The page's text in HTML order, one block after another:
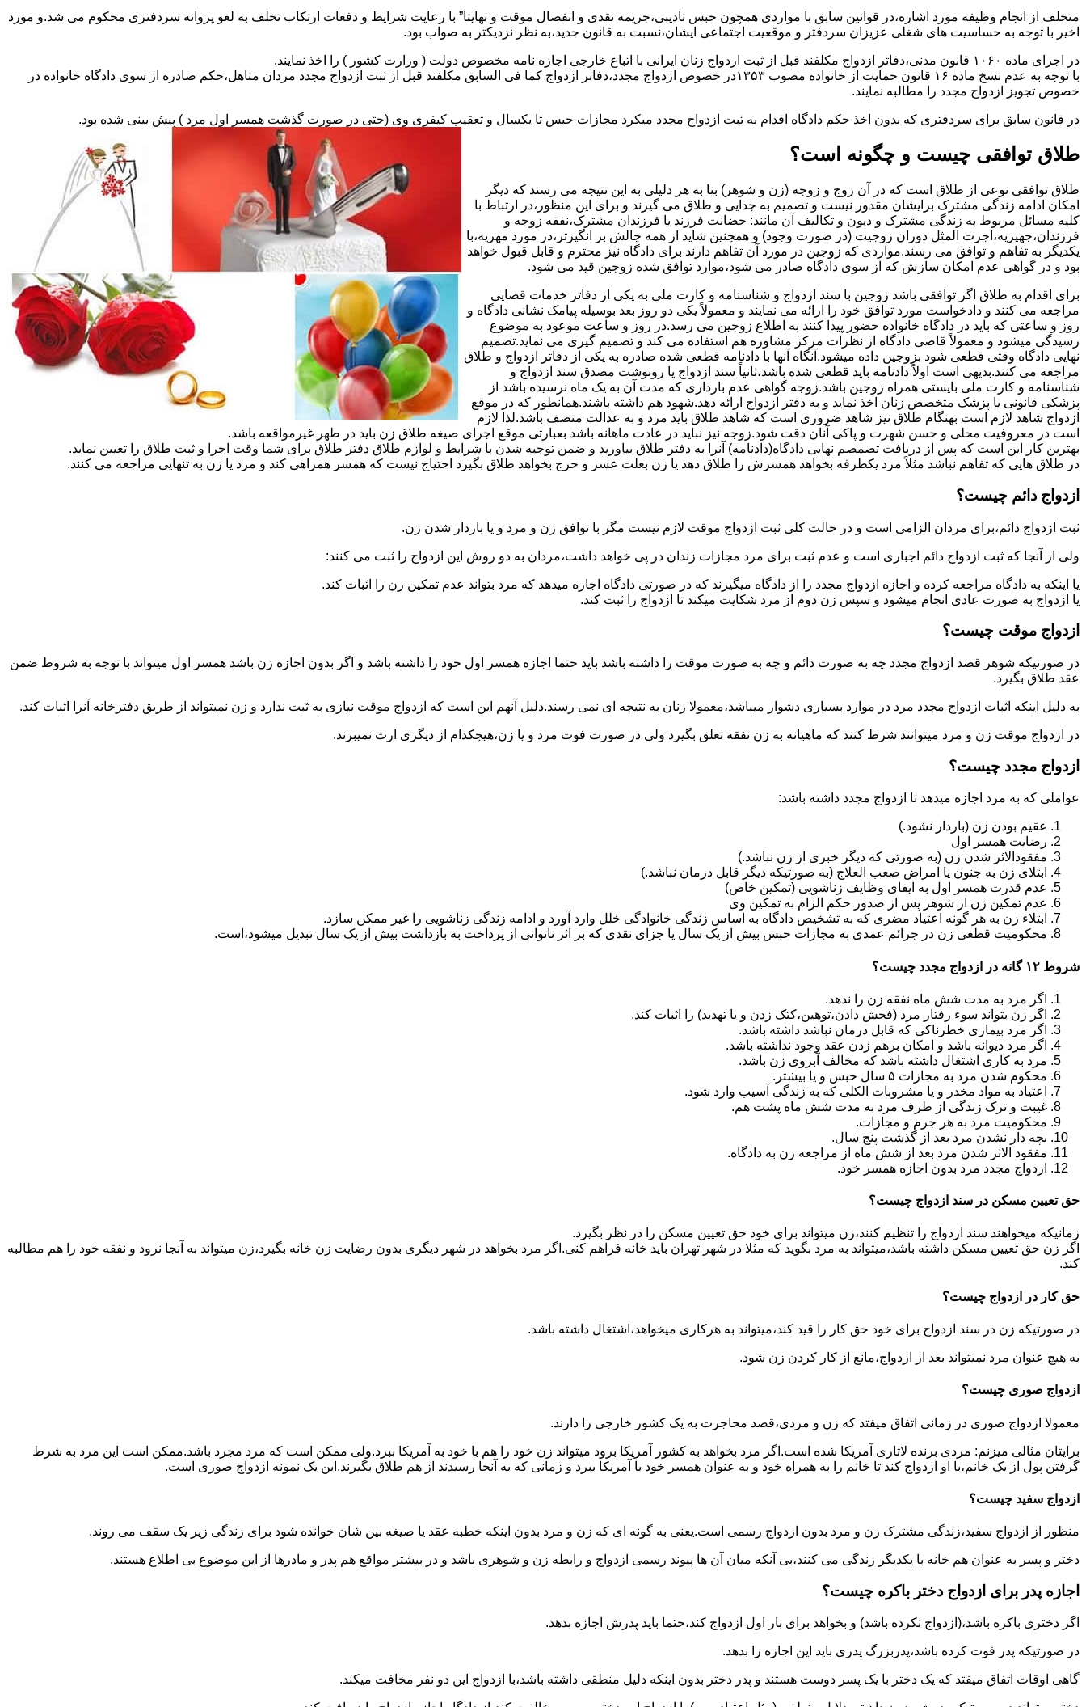
متخلف از انجام وظیفه مورد اشاره،در قوانین سابق با مواردی همچون حبس تادیبی،جریمه نقدی و انفصال موقت و نهایتا” با رعایت شرایط و دفعات ارتکاب تخلف به لغو پروانه سردفتری محکوم می شد.و مورد
اخیر با توجه به حساسیت های شغلی عزیزان سردفتر و موقعیت اجتماعی ایشان،نسبت به قانون جدید،به نظر نزدیکتر به صواب بود.
در اجرای ماده ۱۰۶۰ قانون مدنی،دفاتر ازدواج مکلفند قبل از ثبت ازدواج زنان ایرانی با اتباع خارجی اجازه نامه مخصوص دولت ( وزارت کشور ) را اخذ نمایند.
با توجه به عدم نسخ ماده ۱۶ قانون حمایت از خانواده مصوب ۱۳۵۳در خصوص ازدواج مجدد،دفانر ازدواج کما فی السابق مکلفند قبل از ثبت ازدواج مجدد مردان متاهل،حکم صادره از سوی دادگاه خانواده در
خصوص تجویز ازدواج مجدد را مطالبه نمایند.
در قانون سابق برای سردفتری که بدون اخذ حکم دادگاه اقدام به ثبت ازدواج مجدد میکرد مجازات حبس تا یکسال و تعقیب کیفری وی (حتی در صورت گذشت همسر اول مرد ) پیش بینی شده بود.
طلاق توافقی چیست و چگونه است؟
طلاق توافقی نوعی از طلاق است که در آن زوج و زوجه (زن و شوهر) بنا به هر دلیلی به این نتیجه می رسند که دیگر
امکان ادامه زندگی مشترک برایشان مقدور نیست و تصمیم به جدایی و طلاق می گیرند و برای این منظور،در ارتباط با
کلیه مسائل مربوط به زندگی مشترک و دیون و تکالیف آن مانند: حضانت فرزند یا فرزندان مشترک،نفقه زوجه و
فرزندان،جهیزیه،اجرت المثل دوران زوجیت (در صورت وجود) و همچنین شاید از همه چالش بر انگیزتر،در مورد مهریه،با
یکدیگر به تفاهم و توافق می رسند.مواردی که زوجین در مورد آن تفاهم دارند برای دادگاه نیز محترم و قابل قبول خواهد
بود و در گواهی عدم امکان سازش که از سوی دادگاه صادر می شود،موارد توافق شده زوجین قید می شود.
برای اقدام به طلاق اگر توافقی باشد زوجین با سند ازدواج و شناسنامه و کارت ملی به یکی از دفاتر خدمات قضایی
مراجعه می کنند و دادخواست مورد توافق خود را ارائه می نمایند و معمولاً یکی دو روز بعد بوسیله پیامک نشانی دادگاه و
روز و ساعتی که باید در دادگاه خانواده حضور پیدا کنند به اطلاع زوجین می رسد.در روز و ساعت موعود به موضوع
رسیدگی میشود و معمولاً قاضی دادگاه از نظرات مرکز مشاوره هم استفاده می کند و تصمیم گیری می نماید.تصمیم
نهایی دادگاه وقتی قطعی شود بزوجین داده میشود.آنگاه آنها با دادنامه قطعی شده صادره به یکی از دفاتر ازدواج و طلاق
مراجعه می کنند.بدیهی است اولاً دادنامه باید قطعی شده باشد،ثانیاً سند ازدواج یا رونوشت مصدق سند ازدواج و
شناسنامه و کارت ملی بایستی همراه زوجین باشد.زوجه گواهی عدم بارداری که مدت آن به یک ماه نرسیده باشد از
پزشکی قانونی یا پزشک متخصص زنان اخذ نماید و به دفتر ازدواج ارائه دهد.شهود هم داشته باشند.همانطور که در موقع
ازدواج شاهد لازم است بهنگام طلاق نیز شاهد ضروری است که شاهد طلاق باید مرد و به عدالت متصف باشد.لذا لازم
است در معروفیت محلی و حسن شهرت و پاکی آنان دقت شود.زوجه نیز نباید در عادت ماهانه باشد بعبارتی موقع اجرای صیغه طلاق زن باید در طهر غیرمواقعه باشد.
بهترین کار این است که پس از دریافت تصمصم نهایی دادگاه(دادنامه) آنرا به دفتر طلاق بیاورید و ضمن توجیه شدن با شرایط و لوازم طلاق دفتر طلاق برای شما وقت اجرا و ثبت طلاق را تعیین نماید.
در طلاق هایی که تفاهم نباشد مثلاً مرد یکطرفه بخواهد همسرش را طلاق دهد یا زن بعلت عسر و حرج بخواهد طلاق بگیرد احتیاج نیست که همسر همراهی کند و مرد یا زن به تنهایی مراجعه می کنند.
ازدواج دائم چیست؟
ثبت ازدواج دائم،برای مردان الزامی است و در حالت کلی ثبت ازدواج موقت لازم نیست مگر با توافق زن و مرد و یا باردار شدن زن.
ولی از آنجا که ثبت ازدواج دائم اجباری است و عدم ثبت برای مرد مجازات زندان در پی خواهد داشت،مردان به دو روش این ازدواج را ثبت می کنند:
یا اینکه به دادگاه مراجعه کرده و اجازه ازدواج مجدد را از دادگاه میگیرند که در صورتی دادگاه اجازه میدهد که مرد بتواند عدم تمکین زن را اثبات کند.
یا ازدواج به صورت عادی انجام میشود و سپس زن دوم از مرد شکایت میکند تا ازدواج را ثبت کند.
ازدواج موقت چیست؟
در صورتیکه شوهر قصد ازدواج مجدد چه به صورت دائم و چه به صورت موقت را داشته باشد باید حتما اجازه همسر اول خود را داشته باشد و اگر بدون اجازه زن باشد همسر اول میتواند با توجه به شروط ضمن
عقد طلاق بگیرد.
به دلیل اینکه اثبات ازدواج مجدد مرد در موارد بسیاری دشوار میباشد،معمولا زنان به نتیجه ای نمی رسند.دلیل آنهم این است که ازدواج موقت نیازی به ثبت ندارد و زن نمیتواند از طریق دفترخانه آنرا اثبات کند.
در ازدواج موقت زن و مرد میتوانند شرط کنند که ماهیانه به زن نفقه تعلق بگیرد ولی در صورت فوت مرد و یا زن،هیچکدام از دیگری ارث نمیبرند.
ازدواج مجدد چیست؟
عواملی که به مرد اجازه میدهد تا ازدواج مجدد داشته باشد:
عقیم بودن زن (باردار نشود.)
رضایت همسر اول
مفقودالاثر شدن زن (به صورتی که دیگر خبری از زن نباشد.)
ابتلای زن به جنون یا امراض صعب العلاج (به صورتیکه دیگر قابل درمان نباشد.)
عدم قدرت همسر اول به ایفای وظایف زناشویی (تمکین خاص)
عدم تمکین زن از شوهر پس از صدور حکم الزام به تمکین وی
ابتلاء زن به هر گونه اعتیاد مضری که به تشخیص دادگاه به اساس زندگی خانوادگی خلل وارد آورد و ادامه زندگی زناشویی را غیر ممکن سازد.
محکومیت قطعی زن در جرائم عمدی به مجازات حبس بیش از یک سال یا جزای نقدی که بر اثر ناتوانی از پرداخت به بازداشت بیش از یک سال تبدیل می‎شود،است.
شروط ۱۲ گانه در ازدواج مجدد چیست؟
اگر مرد به مدت شش ماه نفقه زن را ندهد.
اگر زن بتواند سوء رفتار مرد (فحش دادن،توهین،کتک زدن و یا تهدید) را اثبات کند.
اگر مرد بیماری خطرناکی که قابل درمان نباشد داشته باشد.
اگر مرد دیوانه باشد و امکان برهم زدن عقد وجود نداشته باشد.
مرد به کاری اشتغال داشته باشد که مخالف آبروی زن باشد.
محکوم شدن مرد به مجازات ۵ سال حبس و یا بیشتر.
اعتیاد به مواد مخدر و یا مشروبات الکلی که به زندگی آسیب وارد شود.
غیبت و ترک زندگی از طرف مرد به مدت شش ماه پشت هم.
محکومیت مرد به هر جرم و مجازات.
بچه دار نشدن مرد بعد از گذشت پنج سال.
مفقود الاثر شدن مرد بعد از شش ماه از مراجعه زن به دادگاه.
ازدواج مجدد مرد بدون اجازه همسر خود.
حق تعیین مسکن در سند ازدواج چیست؟
زمانیکه میخواهند سند ازدواج را تنظیم کنند،زن میتواند برای خود حق تعیین مسکن را در نظر بگیرد.
اگر زن حق تعیین مسکن داشته باشد،میتواند به مرد بگوید که مثلا در شهر تهران باید خانه فراهم کنی.اگر مرد بخواهد در شهر دیگری بدون رضایت زن خانه بگیرد،زن میتواند به آنجا نرود و نفقه خود را هم مطالبه
کند.
حق کار در ازدواج چیست؟
در صورتیکه زن در سند ازدواج برای خود حق کار را قید کند،میتواند به هرکاری میخواهد،اشتغال داشته باشد.
به هیچ عنوان مرد نمیتواند بعد از ازدواج،مانع از کار کردن زن شود.
ازدواج صوری چیست؟
معمولا ازدواج صوری در زمانی اتفاق میفتد که زن و مردی،قصد محاجرت به یک کشور خارجی را دارند.
برایتان مثالی میزنم: مردی برنده لاتاری آمریکا شده است.اگر مرد بخواهد به کشور آمریکا برود میتواند زن خود را هم با خود به آمریکا ببرد.ولی ممکن است که مرد مجرد باشد.ممکن است این مرد به شرط
گرفتن پول از یک خانم،با او ازدواج کند تا خانم را به همراه خود و به عنوان همسر خود با آمریکا ببرد و زمانی که به آنجا رسیدند از هم طلاق بگیرند.این یک نمونه ازدواج صوری است.
ازدواج سفید چیست؟
منظور از ازدواج سفید،زندگی مشترک زن و مرد بدون ازدواج رسمی است.یعنی به گونه ای که زن و مرد بدون اینکه خطبه عقد یا صیغه بین شان خوانده شود برای زندگی زیر یک سقف می روند.
دختر و پسر به عنوان هم خانه با یکدیگر زندگی می کنند،بی آنکه میان آن ها پیوند رسمی ازدواج و رابطه زن و شوهری باشد و در بیشتر مواقع هم پدر و مادرها از این موضوع بی اطلاع هستند.
اجازه پدر برای ازدواج دختر باکره چیست؟
اگر دختری باکره باشد،(ازدواج نکرده باشد) و بخواهد برای بار اول ازدواج کند،حتما باید پدرش اجازه بدهد.
در صورتیکه پدر فوت کرده باشد،پدربزرگ پدری باید این اجازه را بدهد.
گاهی اوقات اتفاق میفتد که یک دختر با یک پسر دوست هستند و پدر دختر بدون اینکه دلیل منطقی داشته باشد،با ازدواج این دو نفر مخافت میکند.